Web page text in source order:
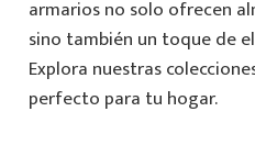
armarios no solo ofrecen
sino también un toque de
Explora nuestras
perfecto para tu hogar.